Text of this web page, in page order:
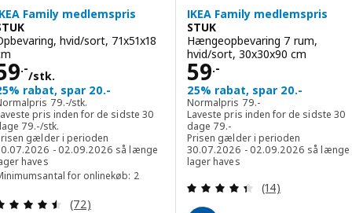
Family medlemspris
hvid/sort, 71x51x18
.-
/stk.
59.-/stk.
rabat, spar 20.-
79.-/stk.
Normalpris 79.-/stk.
pris inden for de sidste 30
79.-/stk.
Laveste pris inden for de sidste 30 dage 79.-/stk.
gælder i perioden
- 02.09.2026 så længe
haves
for onlinekøb: 2
Anmeld: 4.5 ud af 5 Stjerner. Anmeldelser i alt:
(72)
IKEA Family medlemspris
STUK
Hængeopbevaring 7 rum,
hvid/sort, 30x30x90 cm
59.-
Pris 59.-
25% rabat, spar 20.-
Normalpris 79.-
Normalpris 79.-
Laveste pris inden for de sidste 30
dage 79.-
Laveste pris inden for de
Prisen gælder i perioden
30.07.2026 - 02.09.2026 så længe
lager haves
Anmeld: 4.4 ud
(14)